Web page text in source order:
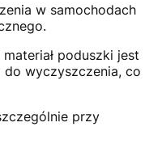
w samochodach
poduszki jest
do wyczyszczenia, co
przy